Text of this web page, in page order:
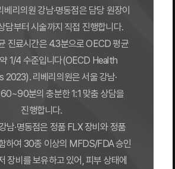
베리의원 강남·명동점은 담당 원장이
담부터 시술까지 직접 진행합니다.
진료시간은 4.3분으로 OECD 평균
1/4 수준입니다(OECD Health
리베리의원은 서울 강남·
분의 충분한 1:1 맞춤 상담을
진행합니다.
남·명동점은 정품 FLX 장비와 정품
하여 30종 이상의 MFDS/FDA 승인
장비를 보유하고 있어, 피부 상태에